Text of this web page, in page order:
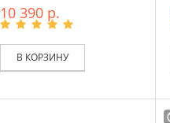
10 390 р.
В КОРЗИНУ